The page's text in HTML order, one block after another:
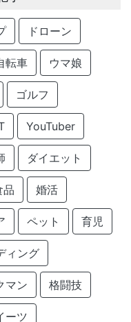
ドローン
転車 ウマ娘
ゴルフ
YouTuber
ダイエット
品 婚活
ペット 育児
ィング
マン 格闘技
ーツ